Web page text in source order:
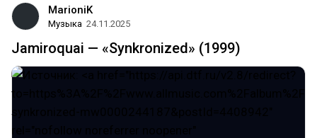
MarioniK
Музыка 24.11.2025
Jamiroquai — «Synkronized» (1999)